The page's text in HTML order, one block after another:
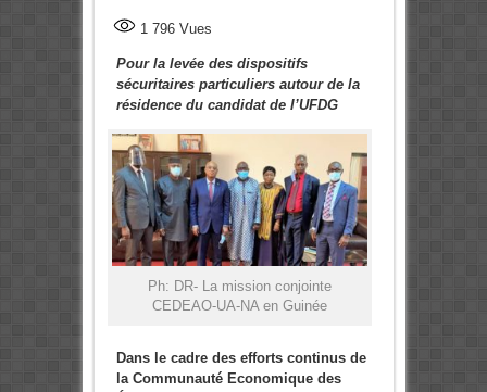
1 796Vues
Pour la levée des dispositifs
sécuritaires particuliers autour de la
résidence du candidat de l’UFDG
Ph: DR- La mission conjointe
CEDEAO-UA-NA en Guinée
Dans le cadre des efforts continus de
la Communauté Economique des